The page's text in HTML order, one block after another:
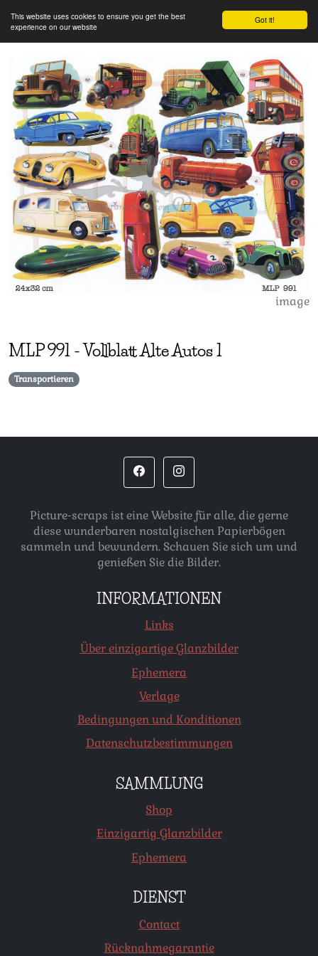
Got it!
This website uses cookies to ensure you get the best
experience on our website
image
MLP991 -Vollblatt Alte Autos 1
Transportieren
Picture-scraps ist eine Website für alle, die gerne
diese wunderbaren nostalgischen Papierbögen
sammeln und bewundern. Schauen Sie sich um und
genießen Sie die Bilder.
INFORMATIONEN
Links
Über einzigartige Glanzbilder
Ephemera
Verlage
Bedingungen und Konditionen
Datenschutzbestimmungen
SAMMLUNG
Shop
Einzigartig Glanzbilder
Ephemera
DIENST
Contact
Rücknahmegarantie